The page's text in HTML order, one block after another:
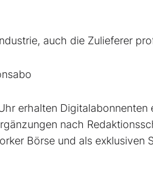
auch die Zulieferer
erhalten
nach
Börse und als